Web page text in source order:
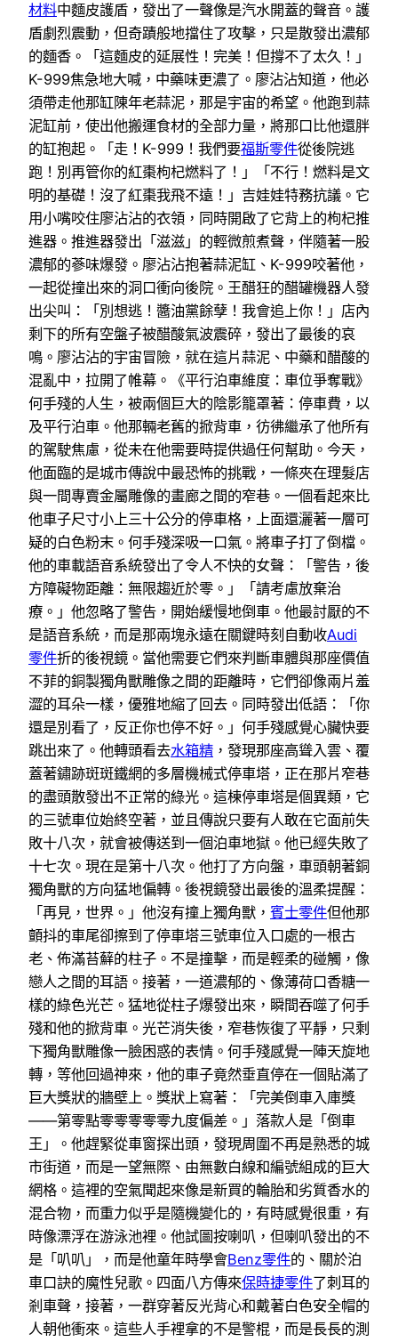
材料中麵皮護盾，發出了一聲像是汽水開蓋的聲音。護
盾劇烈震動，但奇蹟般地擋住了攻擊，只是散發出濃郁
的麵香。「這麵皮的延展性！完美！但撐不了太久！」
K-999焦急地大喊，中藥味更濃了。廖沾沾知道，他必
須帶走他那缸陳年老蒜泥，那是宇宙的希望。他跑到蒜
泥缸前，使出他搬運食材的全部力量，將那口比他還胖
的缸抱起。「走！K-999！我們要福斯零件從後院逃
跑！別再管你的紅棗枸杞燃料了！」「不行！燃料是文
明的基礎！沒了紅棗我飛不遠！」吉娃娃特務抗議。它
用小嘴咬住廖沾沾的衣領，同時開啟了它背上的枸杞推
進器。推進器發出「滋滋」的輕微煎煮聲，伴隨著一股
濃郁的蔘味爆發。廖沾沾抱著蒜泥缸、K-999咬著他，
一起從撞出來的洞口衝向後院。王醋狂的醋罐機器人發
出尖叫：「別想逃！醬油黨餘孽！我會追上你！」店內
剩下的所有空盤子被醋酸氣波震碎，發出了最後的哀
鳴。廖沾沾的宇宙冒險，就在這片蒜泥、中藥和醋酸的
混亂中，拉開了帷幕。《平行泊車維度：車位爭奪戰》
何手殘的人生，被兩個巨大的陰影籠罩著：停車費，以
及平行泊車。他那輛老舊的掀背車，彷彿繼承了他所有
的駕駛焦慮，從未在他需要時提供過任何幫助。今天，
他面臨的是城市傳說中最恐怖的挑戰，一條夾在理髮店
與一間專賣金屬雕像的畫廊之間的窄巷。一個看起來比
他車子尺寸小上三十公分的停車格，上面還灑著一層可
疑的白色粉末。何手殘深吸一口氣。將車子打了倒檔。
他的車載語音系統發出了令人不快的女聲：「警告，後
方障礙物距離：無限趨近於零。」「請考慮放棄治
療。」他忽略了警告，開始緩慢地倒車。他最討厭的不
是語音系統，而是那兩塊永遠在關鍵時刻自動收Audi
零件折的後視鏡。當他需要它們來判斷車體與那座價值
不菲的銅製獨角獸雕像之間的距離時，它們卻像兩片羞
澀的耳朵一樣，優雅地縮了回去。同時發出低語：「你
還是別看了，反正你也停不好。」何手殘感覺心臟快要
跳出來了。他轉頭看去水箱精 ，發現那座高聳入雲、覆
蓋著鏽跡斑斑鐵網的多層機械式停車塔，正在那片窄巷
的盡頭散發出不正常的綠光。這棟停車塔是個異類，它
的三號車位始終空著，並且傳說只要有人敢在它面前失
敗十八次，就會被傳送到一個泊車地獄。他已經失敗了
十七次。現在是第十八次。他打了方向盤，車頭朝著銅
獨角獸的方向猛地偏轉。後視鏡發出最後的溫柔提醒：
「再見，世界。」他沒有撞上獨角獸， 賓士零件但他那
顫抖的車尾卻擦到了停車塔三號車位入口處的一根古
老、佈滿苔蘚的柱子。不是撞擊，而是輕柔的碰觸，像
戀人之間的耳語。接著，一道濃郁的、像薄荷口香糖一
樣的綠色光芒。猛地從柱子爆發出來，瞬間吞噬了何手
殘和他的掀背車。光芒消失後，窄巷恢復了平靜，只剩
下獨角獸雕像一臉困惑的表情。何手殘感覺一陣天旋地
轉，等他回過神來，他的車子竟然垂直停在一個貼滿了
巨大獎狀的牆壁上。獎狀上寫著：「完美倒車入庫獎
——第零點零零零零零九度偏差。」落款人是「倒車
王」。他趕緊從車窗探出頭，發現周圍不再是熟悉的城
市街道，而是一望無際、由無數白線和編號組成的巨大
網格。這裡的空氣聞起來像是新買的輪胎和劣質香水的
混合物，而重力似乎是隨機變化的，有時感覺很重，有
時像漂浮在游泳池裡。他試圖按喇叭，但喇叭發出的不
是「叭叭」，而是他童年時學會Benz零件的、關於泊
車口訣的魔性兒歌。四面八方傳來保時捷零件了刺耳的
剎車聲，接著，一群穿著反光背心和戴著白色安全帽的
人朝他衝來。這些人手裡拿的不是警棍，而是長長的測